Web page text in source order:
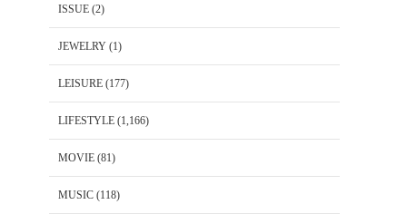
ISSUE (2)
JEWELRY (1)
LEISURE (177)
LIFESTYLE (1,166)
MOVIE (81)
MUSIC (118)